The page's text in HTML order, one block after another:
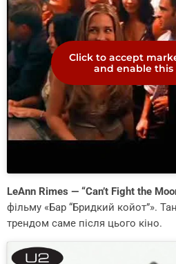
Click to accept
and enable
LeAnn Rimes — “Can’t Fight the
фільму «Бар “Бридкий койот”».
трендом саме після цього кіно.